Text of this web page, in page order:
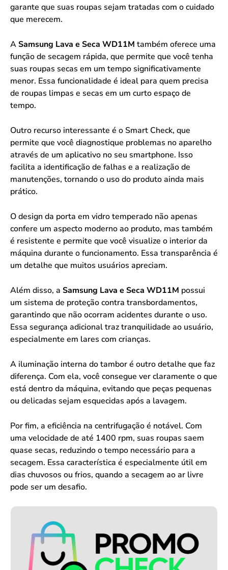
garante que suas roupas sejam tratadas com o cuidado
que merecem.
ASamsung Lava e Seca WD11M também oferece uma
função de secagem rápida, que permite que você tenha
suas roupas secas em um tempo significativamente
menor. Essa funcionalidade é ideal para quem precisa
de roupas limpas e secas em um curto espaço de
tempo.
Outro recurso interessante é o Smart Check, que
permite que você diagnostique problemas no aparelho
através de um aplicativo no seu smartphone. Isso
facilita a identificação de falhas e a realização de
manutenções, tornando o uso do produto ainda mais
prático.
O design da porta em vidro temperado não apenas
confere um aspecto moderno ao produto, mas também
é resistente e permite que você visualize o interior da
máquina durante o funcionamento. Essa transparência é
um detalhe que muitos usuários apreciam.
Além disso, a Samsung Lava e Seca WD11M possui
um sistema de proteção contra transbordamentos,
garantindo que não ocorram acidentes durante o uso.
Essa segurança adicional traz tranquilidade ao usuário,
especialmente em lares com crianças.
A iluminação interna do tambor é outro detalhe que faz
diferença. Com ela, você consegue ver claramente o que
está dentro da máquina, evitando que peças pequenas
ou delicadas sejam esquecidas após a lavagem.
Por fim, a eficiência na centrifugação é notável. Com
uma velocidade de até 1400 rpm, suas roupas saem
quase secas, reduzindo o tempo necessário para a
secagem. Essa característica é especialmente útil em
dias chuvosos ou frios, quando a secagem ao ar livre
pode ser um desafio.